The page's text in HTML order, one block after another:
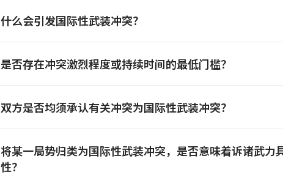
什么会引发国际性武装冲突？
是否存在冲突激烈程度或持续时间的最低门槛？
双方是否均须承认有关冲突为国际性武装冲突？
将某一局势归类为国际性武装冲突，是否意味着诉诸武力
性？